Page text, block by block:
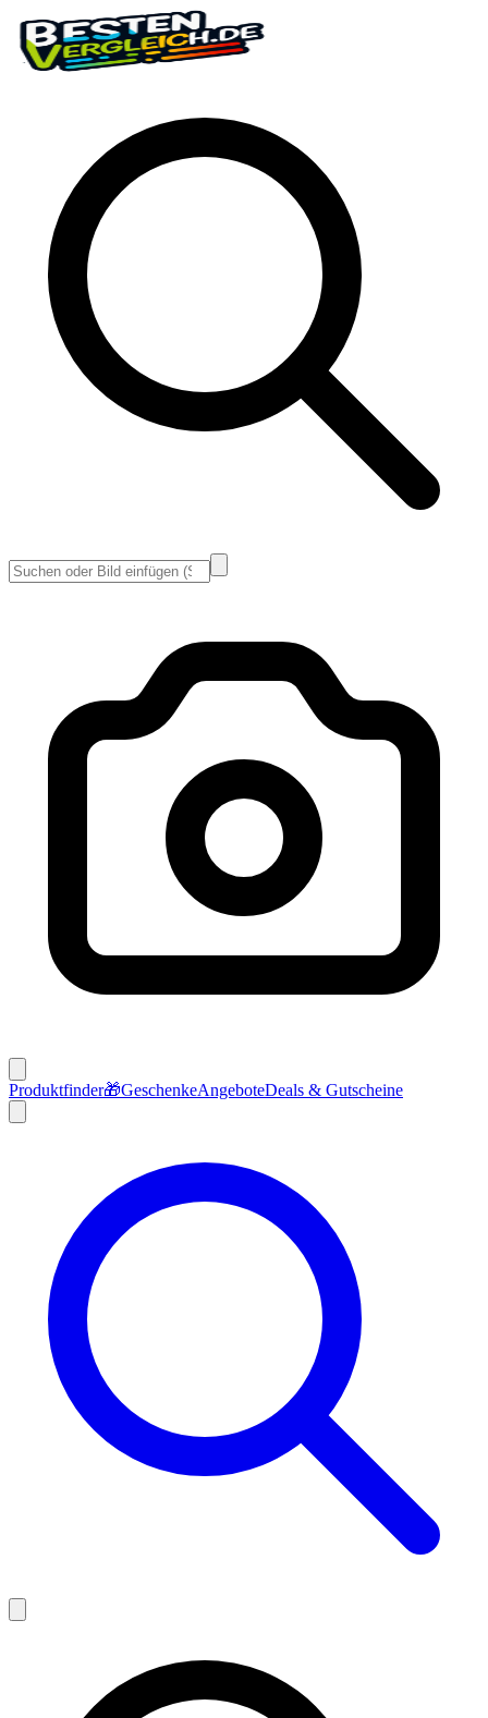
Produktfinder🎁GeschenkeAngeboteDeals & Gutscheine